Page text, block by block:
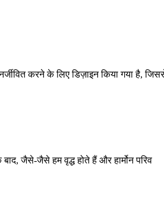
करने के लिए डिज़ाइन किया गया है,
जैसे-जैसे हम वृद्ध होते हैं और हार्मोन परिव